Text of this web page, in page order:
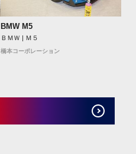
BMW M5
ＢＭＷ | Ｍ５
橋本コーポレーション